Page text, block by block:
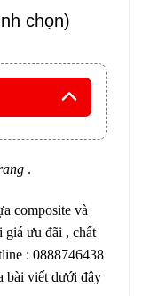
chọn)
.
composite và
giá ưu đãi , chất
: 0888746438
bài viết dưới đây